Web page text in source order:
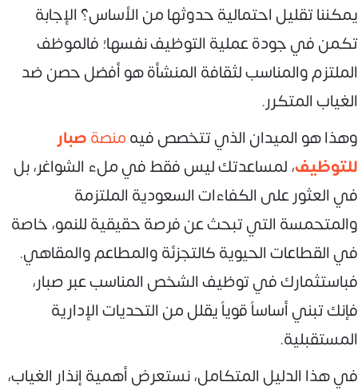
يمكننا تقليل احتمالية حدوثها من الأساس؟ الإجابة
تكمن في جودة عملية التوظيف نفسها؛ فالموظف
الملتزم والمناسب لثقافة المنشأة هو أفضل حصن ضد
الغياب المتكرر.
وهذا هو الميدان الذي تتخصص فيهمنصةصبار
للتوظيف، لمساعدتك ليس فقط في ملء الشواغر، بل
في العثور على الكفاءات السعودية الملتزمة
والمتحمسة التي تبحث عن فرصة حقيقية للنمو، خاصة
في القطاعات الحيوية كالتجزئة والمطاعم والمقاهي.
فباستثمارك في توظيف الشخص المناسب عبر صبار،
فإنك تبني أساساً قوياً يقلل من التحديات الإدارية
المستقبلية.
في هذا الدليل المتكامل، نستعرض أهمية إنذار الغياب،